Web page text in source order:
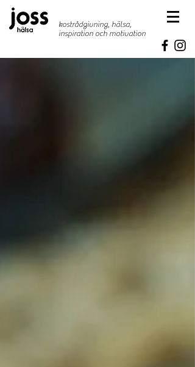
kostrådgivning, hälsa,
inspiration och motivation